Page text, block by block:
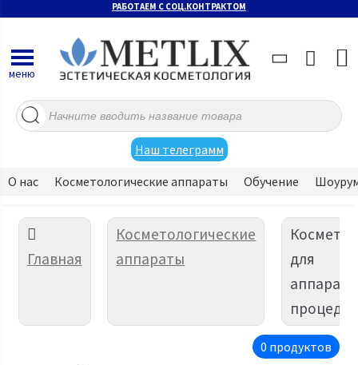
РАБОТАЕМ С СОЦ.КОНТРАКТОМ
Поиск
товаров
Наш телеграмм
меню
О нас Косметологические аппараты Обучение
Главная
Косметологические
аппараты
для
процедур
0 продуктов